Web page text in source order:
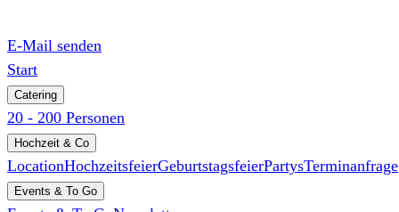
E-Mail senden
Start
Catering
20 - 200 Personen
Hochzeit & Co
LocationHochzeitsfeierGeburtstagsfeierPartysTerminanfrage
Events & To Go